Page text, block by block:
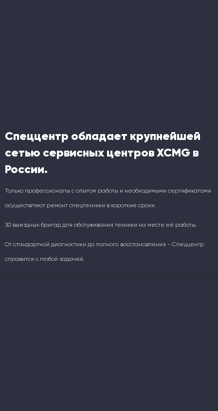
Спеццентр обладает крупнейшей
сетью сервисных центров XCMG в
России.
Только профессионалы с опытом работы и необходимыми сертификатами
осуществляют ремонт спецтехники в короткие сроки.
30 выездных бригад для обслуживания техники на месте её работы.
От стандартной диагностики до полного восстановления - Спеццентр
справится с любой задачей.